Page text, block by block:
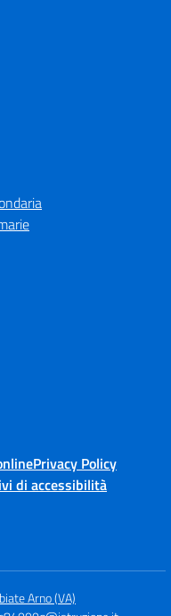
Privacy Policy
di accessibilità
Arno (VA)